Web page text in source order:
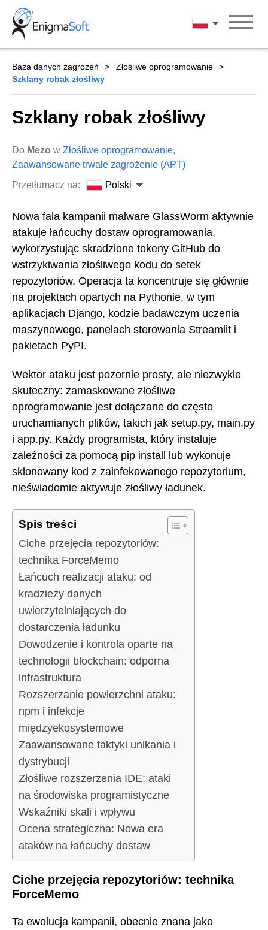
Skip
content
Polski
Baza danych zagrożeń
Złośliwe oprogramowanie
Szklany robak złośliwy
Szklany robak złośliwy
Do Mezo w Złośliwe oprogramowanie,
Zaawansowane trwałe zagrożenie (APT)
Przetłumacz na:
Polski
Nowa fala kampanii malware GlassWorm aktywnie
atakuje łańcuchy dostaw oprogramowania,
wykorzystując skradzione tokeny GitHub do
wstrzykiwania złośliwego kodu do setek
repozytoriów. Operacja ta koncentruje się głównie
na projektach opartych na Pythonie, w tym
aplikacjach Django, kodzie badawczym uczenia
maszynowego, panelach sterowania Streamlit i
pakietach PyPI.
Wektor ataku jest pozornie prosty, ale niezwykle
skuteczny: zamaskowane złośliwe
oprogramowanie jest dołączane do często
uruchamianych plików, takich jak setup.py, main.py
i app.py. Każdy programista, który instaluje
zależności za pomocą pip install lub wykonuje
sklonowany kod z zainfekowanego repozytorium,
nieświadomie aktywuje złośliwy ładunek.
Spis treści
Ciche przejęcia repozytoriów:
technika ForceMemo
Łańcuch realizacji ataku: od
kradzieży danych
uwierzytelniających do
dostarczenia ładunku
Dowodzenie i kontrola oparte na
technologii blockchain: odporna
infrastruktura
Rozszerzanie powierzchni ataku:
npm i infekcje
międzyekosystemowe
Zaawansowane taktyki unikania i
dystrybucji
Złośliwe rozszerzenia IDE: ataki
na środowiska programistyczne
Wskaźniki skali i wpływu
Ocena strategiczna: Nowa era
ataków na łańcuchy dostaw
Ciche przejęcia repozytoriów: technika
ForceMemo
Ta ewolucja kampanii, obecnie znana jako